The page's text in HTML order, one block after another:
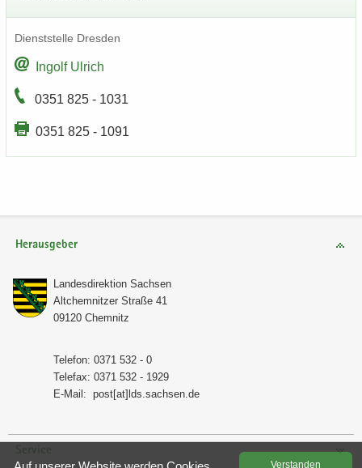
Dienst­stel­le Dres­den
In­golf Ul­rich
0351 825 - 1031
0351 825 - 1091
Herausgeber
Lan­des­di­rek­ti­on Sach­sen
Alt­chem­nit­zer Stra­ße 41
09120 Chem­nitz
Te­le­fon: 0371 532 - 0
Te­le­fax: 0371 532 - 1929
E-​Mail: post[at]lds.sach­sen.de
Ver­stan­den